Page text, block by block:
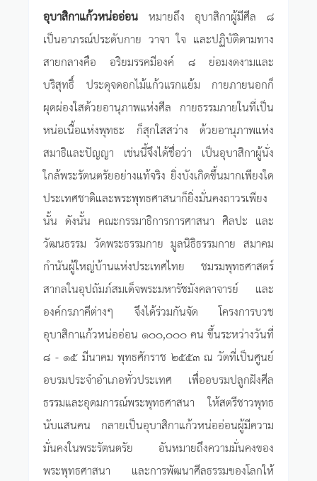
อุบาสิกาแก้วหน่ออ่อน หมายถึง อุบาสิกาผู้มีศีล ๘
เป็นอาภรณ์ประดับกาย วาจา ใจ และปฏิบัติตามทาง
สายกลางคือ อริยมรรคมีองค์ ๘ ย่อมงดงามและ
บริสุทธิ์ ประดุจดอกไม้แก้วแรกแย้ม กายภายนอกก็
ผุดผ่องใสด้วยอานุภาพแห่งศีล กายธรรมภายในที่เป็น
หน่อเนื้อแห่งพุทธะ ก็สุกใสสว่าง ด้วยอานุภาพแห่ง
สมาธิและปัญญา เช่นนี้จึงได้ชื่อว่า เป็นอุบาสิกาผู้นั่ง
ใกล้พระรัตนตรัยอย่างแท้จริง ยิ่งบังเกิดขึ้นมากเพียงใด
ประเทศชาติและพระพุทธศาสนาก็ยิ่งมั่นคงถาวรเพียง
นั้น ดังนั้น คณะกรรมาธิการการศาสนา ศิลปะ และ
วัฒนธรรม วัดพระธรรมกาย มูลนิธิธรรมกาย สมาคม
กำนันผู้ใหญ่บ้านแห่งประเทศไทย ชมรมพุทธศาสตร์
สากลในอุปถัมภ์สมเด็จพระมหารัชมังคลาจารย์ และ
องค์กรภาคีต่างๆ จึงได้ร่วมกันจัด โครงการบวช
อุบาสิกาแก้วหน่ออ่อน ๑๐๐,๐๐๐ คน ขึ้นระหว่างวันที่
๘ - ๑๕ มีนาคม พุทธศักราช ๒๕๕๓ ณ วัดที่เป็นศูนย์
อบรมประจำอำเภอทั่วประเทศ เพื่ออบรมปลูกฝังศีล
ธรรมและอุดมการณ์พระพุทธศาสนา ให้สตรีชาวพุทธ
นับแสนคน กลายเป็นอุบาสิกาแก้วหน่ออ่อนผู้มีความ
มั่นคงในพระรัตนตรัย อันหมายถึงความมั่นคงของ
พระพุทธศาสนา และการพัฒนาศีลธรรมของโลกให้